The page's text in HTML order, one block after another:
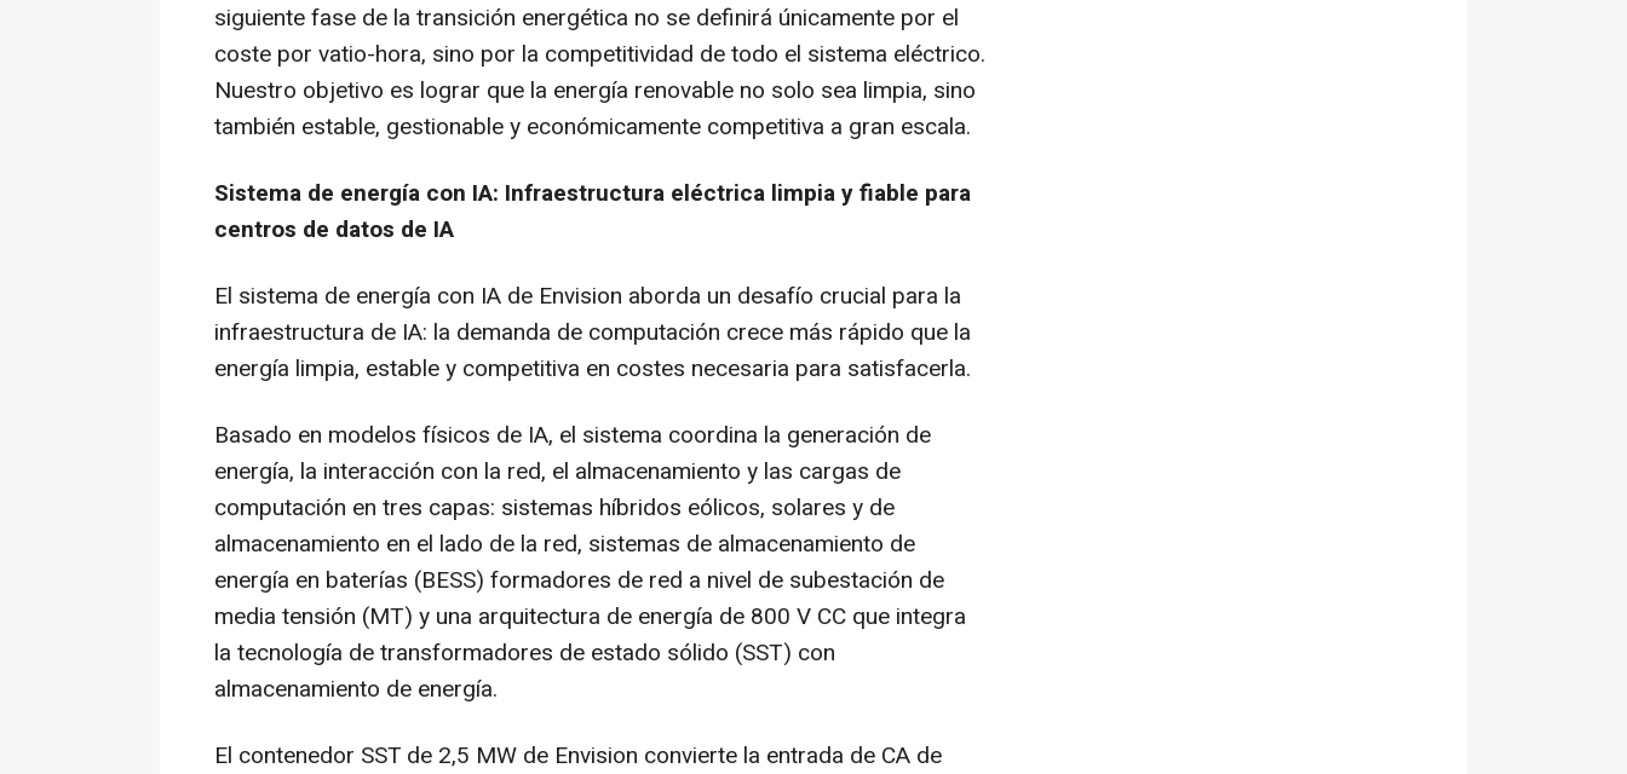
siguiente fase de la transición energética no se definirá únicamente por el
coste por vatio-hora, sino por la competitividad de todo el sistema eléctrico.
Nuestro objetivo es lograr que la energía renovable no solo sea limpia, sino
también estable, gestionable y económicamente competitiva a gran escala.
Sistema de energía con IA: Infraestructura eléctrica limpia y fiable para
centros de datos de IA
El sistema de energía con IA de Envision aborda un desafío crucial para la
infraestructura de IA: la demanda de computación crece más rápido que la
energía limpia, estable y competitiva en costes necesaria para satisfacerla.
Basado en modelos físicos de IA, el sistema coordina la generación de
energía, la interacción con la red, el almacenamiento y las cargas de
computación en tres capas: sistemas híbridos eólicos, solares y de
almacenamiento en el lado de la red, sistemas de almacenamiento de
energía en baterías (BESS) formadores de red a nivel de subestación de
media tensión (MT) y una arquitectura de energía de 800 V CC que integra
la tecnología de transformadores de estado sólido (SST) con
almacenamiento de energía.
El contenedor SST de 2,5 MW de Envision convierte la entrada de CA de